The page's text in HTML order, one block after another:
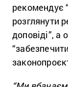
рекомендує
розглянути
доповіді”,